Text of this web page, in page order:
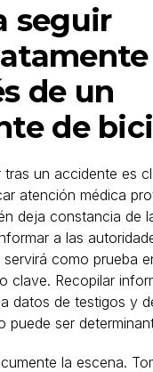
seguir
de un
de
tras un accidente es
atención médica
deja constancia de
a las
como prueba
clave. Recopilar
datos de testigos y
puede ser
la escena.